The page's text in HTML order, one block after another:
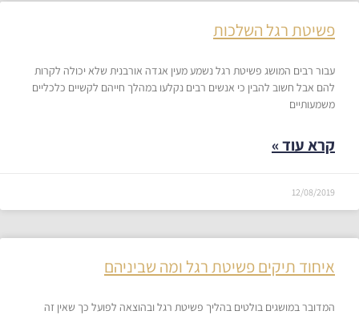
פשיטת רגל השלכות
עבור רבים המושג פשיטת רגל נשמע מעין אגדה אורבנית שלא יכולה לקרות
להם אבל חשוב להבין כי אנשים רבים נקלעו במהלך חייהם לקשיים כלכליים
משמעותיים
קרא עוד »
12/08/2019
איחוד תיקים פשיטת רגל ומה שביניהם
המדובר במושגים בולטים בהליך פשיטת רגל ובהוצאה לפועל כך שאין זה